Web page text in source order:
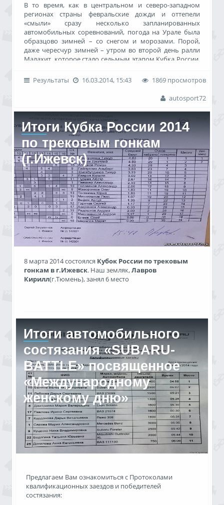
В то время, как в центральном и северо-западном
регионах страны февральские дожди и оттепели
«смыли» сразу несколько запланированных
автомобильных соревнований, погода на Урале была
образцово зимней – со снегом и морозами. Порой,
даже чересчур зимней – утром во второй день ралли
Малахит, которое стало седьмым этапом Кубка России,
Кыштым опустились ниже отметки «минус 35»! Однако
суровые холода не отпугнули от спецучастков стойких
уральских болельщиков – и все сорок стартовавших на
челябинской земле экипажей не остались без горячей
поддержки зрителей.
Результаты 16.03.2014, 15:43
1869 просмотров
autosport72
Итоги Кубка России 2014
по трековым гонкам
(г.Ижевск)
8 марта 2014 состоялся Кубок России по трековым
гонкам в г.Ижевск. Наш земляк,Лавров
Кирилл(г.Тюмень), занял 6 место
Результаты
08.03.2014, 22:55
1601 просмотр
autosport72
Итоги автомобильного
состязания «SUBARU-
BATTLE» посвященное
«Международному
женскому дню»
Предлагаем Вам ознакомиться с Протоколами
квалификационных заездов и победителей
состязания: